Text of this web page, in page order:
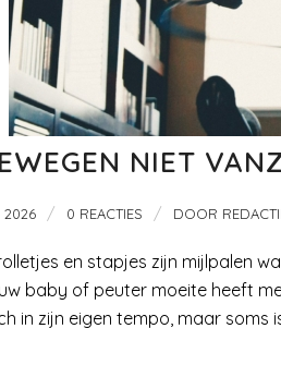
NIET
2026 / 0 REACTIES / DOOR
en stapjes zijn mijlpalen
baby of peuter moeite heeft
in zijn eigen tempo, maar